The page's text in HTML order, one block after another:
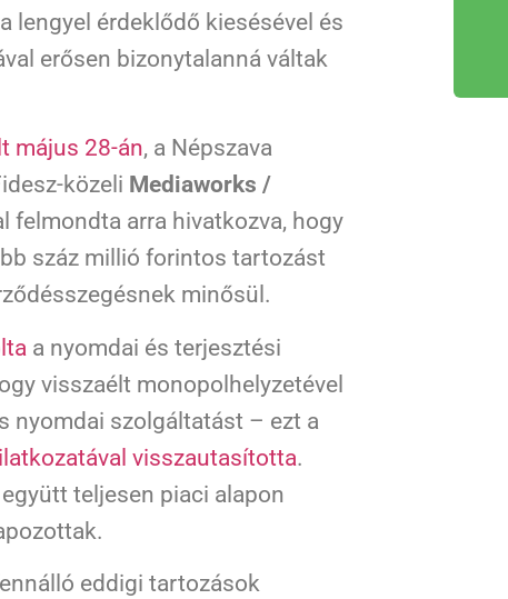
lengyel érdeklődő kiesésével és
erősen bizonytalanná váltak
május 28-án, a Népszava
közeli Mediaworks /
felmondta arra hivatkozva, hogy
száz millió forintos tartozást
minősül.
a nyomdai és terjesztési
visszaélt monopolhelyzetével
nyomdai szolgáltatást – ezt a
visszautasította.
teljesen piaci alapon
eddigi tartozások